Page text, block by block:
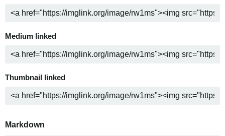
Medium linked
Thumbnail linked
Markdown